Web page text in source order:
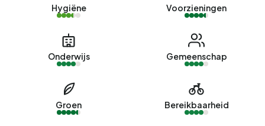
Hygiëne Voorzieningen
Onderwijs Gemeenschap
Groen Bereikbaarheid